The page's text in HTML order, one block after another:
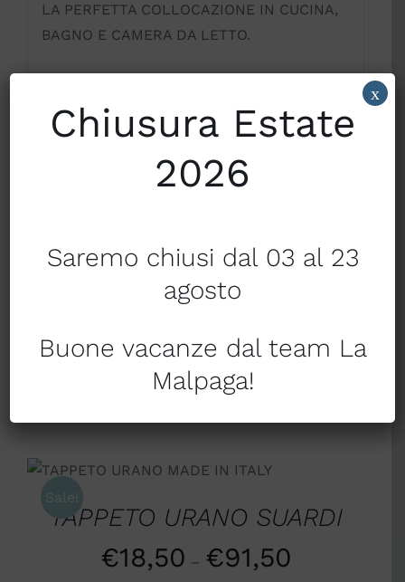
LA PERFETTA COLLOCAZIONE IN CUCINA,
BAGNO E CAMERA DA LETTO.
Condividi su
Condividi su
Twitter
Condividi su
Condividi
Prodotti correlati
Sale!
SCEGLI
/
DETTAGLI
TAPPETO URANO SUARDI
€18,50 – €91,50
Chiusura Estate
2026
Saremo chiusi dal 03 al 23
agosto
Buone vacanze dal team La
Malpaga!
x